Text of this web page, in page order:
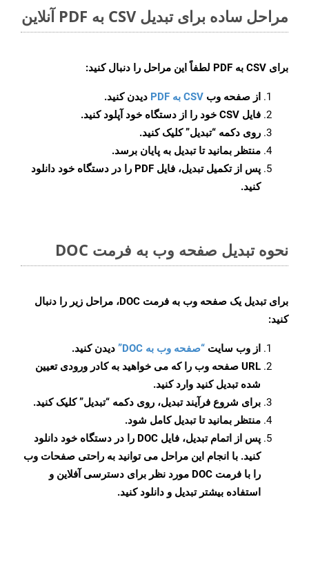
مراحل ساده برای تبدیل CSV به PDF آنلاین
برای CSV به PDF لطفاً این مراحل را دنبال کنید:
از صفحه وب CSV به PDF
دیدن کنید.
فایل CSV خود را از دستگاه خود آپلود کنید.
روی دکمه “تبدیل”کلیک کنید.
منتظر بمانید تا تبدیل به پایان برسد.
پس از تکمیل تبدیل، فایل PDF را در دستگاه خود دانلود
کنید.
نحوه تبدیل صفحه وب به فرمت DOC
برای تبدیل یک صفحه وب به فرمت DOC، مراحل زیر را دنبال
کنید:
از وب سایت “صفحه وب به DOC”
دیدن کنید.
URL صفحه وب را که می خواهید به کادر ورودی تعیین
شده تبدیل کنید وارد کنید.
برای شروع فرآیند تبدیل، روی دکمه “تبدیل” کلیک کنید.
منتظر بمانید تا تبدیل کامل شود.
پس از اتمام تبدیل، فایل DOC را در دستگاه خود دانلود
کنید. با انجام این مراحل می توانید به راحتی صفحات وب
را با فرمت DOC مورد نظر برای دسترسی آفلاین و
استفاده بیشتر تبدیل و دانلود کنید.